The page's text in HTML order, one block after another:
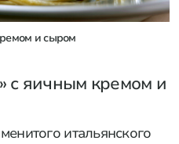
и сыром
с яичным кремом и
итальянского